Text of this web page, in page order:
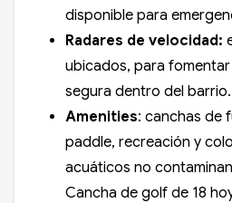
disponible para
Radares de velocidad:
ubicados, para
segura dentro del barrio.
Amenities: canchas de
paddle, recreación y
acuáticos no
Cancha de golf de 18